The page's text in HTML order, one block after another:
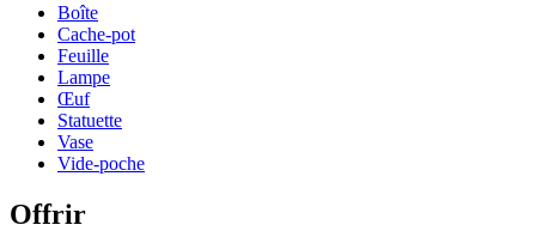
Boîte
Cache-pot
Feuille
Lampe
Œuf
Statuette
Vase
Vide-poche
Offrir